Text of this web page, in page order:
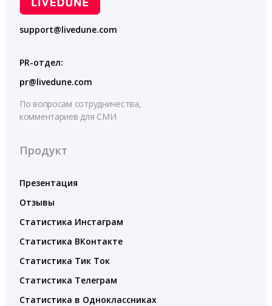
support@livedune.com
PR-отдел:
pr@livedune.com
По вопросам сотрудничества,
комментариев для СМИ
Продукт
Презентация
Отзывы
Статистика Инстаграм
Статистика ВКонтакте
Статистика Тик Ток
Статистика Телеграм
Статистика в Одноклассниках